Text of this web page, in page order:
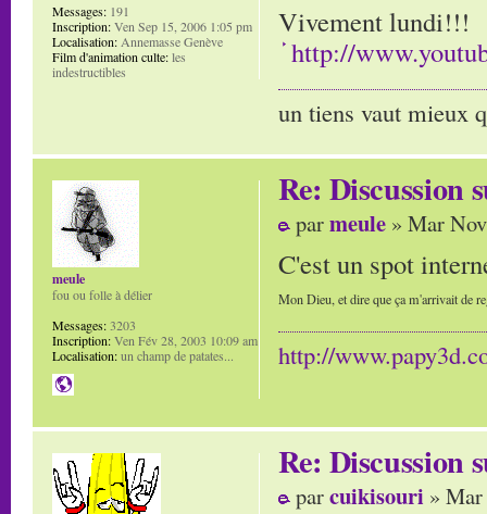
Vivement lundi!!!
http://
un tiens vaut mieux
Messages: 191
Inscription:Ven Sep 15, 2006 1:05 pm
Localisation: Annemasse Genève
Film d'animation culte:les
indestructibles
Re: Discussion
parmeule » Mar
C'est un spot
Mon Dieu, et dire que ça m'arrivait de
http://
meule
fou ou folle à délier
Messages:3203
Inscription:Ven Fév 28, 2003 10:09 am
Localisation:un champ de patates...
Re: Discussion
parcuikisouri »